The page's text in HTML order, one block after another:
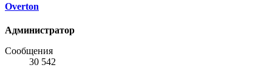
Overton
Администратор
Сообщения
30 542